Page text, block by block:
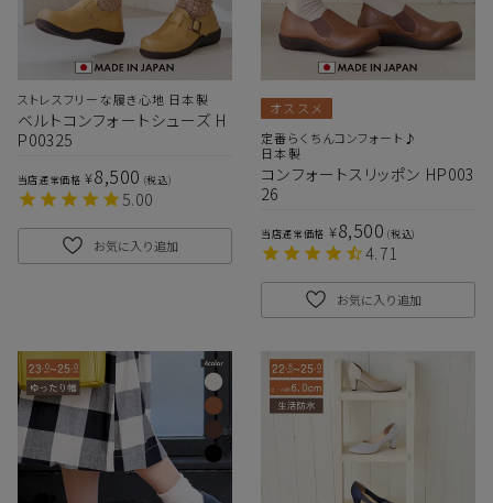
ストレスフリーな履き心地 日本製
ベルトコンフォートシューズ H
P00325
当店通常価格 ¥8,500 税込
5.00
お気に入り追加
オススメ
定番らくちんコンフォート♪
日本製
コンフォートスリッポン HP003
26
当店通常価格 ¥8,500 税込
4.71
お気に入り追加